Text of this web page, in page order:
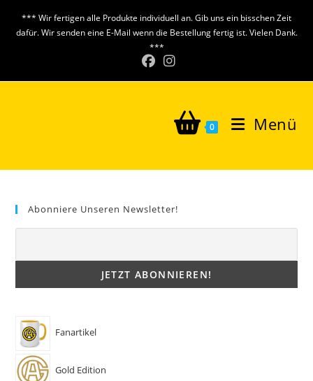
*** Wir fertigen alle Produkte individuell an. Gib uns ein bisschen Zeit
dafür. Wir senden eine E-Mail wenn die Bestellung fertig ist. Vielen Dank.
***
0 Menü
Abonniere Unseren Newsletter!
Fanartikel
Gold Edition